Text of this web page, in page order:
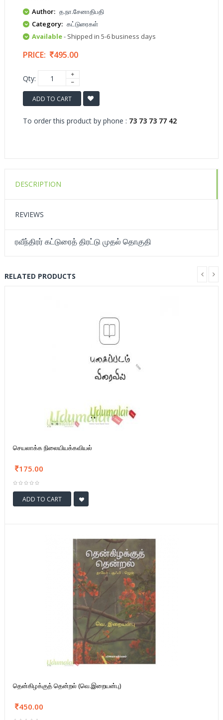
Author: த.நா.சேனாதிபதி
Category: கட்டுரைகள்
Available- Shipped in 5-6 business days
PRICE: 495.00
Qty:
ADD TO CART
To order this product by phone : 73 73 73 77 42
DESCRIPTION
REVIEWS
ரவீந்திரர் கட்டுரைத் திரட்டு முதல் தொகுதி
RELATED PRODUCTS
செயலாக்க நிலையியக்கவியல்
175.00
ADD TO CART
தென்கிழக்குத் தென்றல் (வெ.இறையன்பு)
450.00